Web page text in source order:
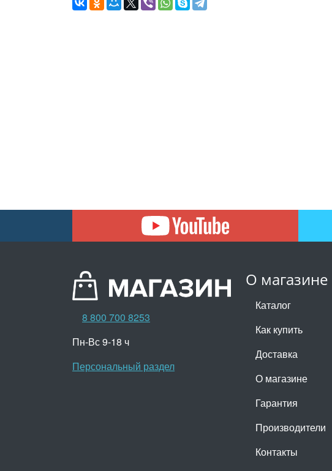
О магазине
Каталог
Как купить
Доставка
О магазине
Гарантия
Производители
Контакты
8 800 700 8253
Пн-Вс 9-18 ч
Персональный раздел